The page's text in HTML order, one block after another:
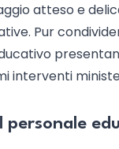
atteso e
Pur
interventi
personale